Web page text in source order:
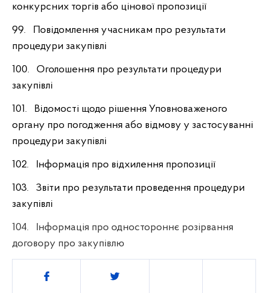
конкурсних торгів або цінової пропозиції
99. Повідомлення учасникам про результати
процедури закупівлі
100. Оголошення про результати процедури
закупівлі
101. Відомості щодо рішення Уповноваженого
органу про погодження або відмову у застосуванні
процедури закупівлі
102. Інформація про відхилення пропозиції
103. Звіти про результати проведення процедури
закупівлі
104. Інформація про одностороннє розірвання
договору про закупівлю
Поділитись